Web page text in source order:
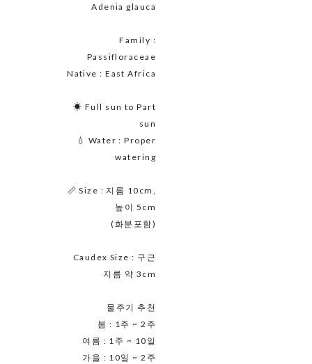
Adenia glauca
Family :
Passifloraceae
Native : East Africa
☀ Full sun to Part
sun
💧 Water : Proper
watering
📏 Size : 지름 10cm,
높이 5cm
(화분포함)
Caudex Size : 구근
지름 약 3cm
물주기 추천
봄 : 1주 ~ 2주
여름 : 1주 ~ 10일
가을 : 10일 ~ 2주